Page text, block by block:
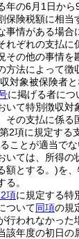
年の6月1日か
保険税額に相当
事情がある場合
れぞれの支払に
その他の事情を
方法によって徴
対象被保険者
に掲げる者に
いて特別徴収対
その支払に係る
2項に規定する
ことが適当で
いては、所得の
額とする。)を
る。
項に規定する特
ついて同項の規
行われなかった
該年度の初日の